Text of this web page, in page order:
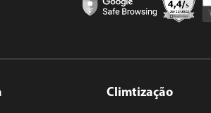
Climtização